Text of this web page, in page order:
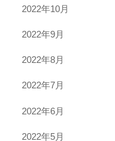
2022年10月
2022年9月
2022年8月
2022年7月
2022年6月
2022年5月